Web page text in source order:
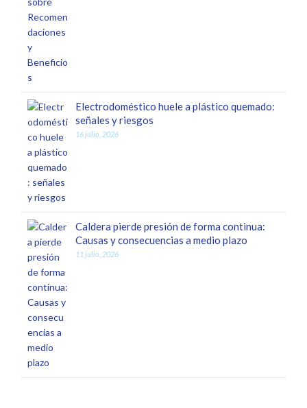
Electrodoméstico huele a plástico quemado:
señales y riesgos
16 julio, 2026
Caldera pierde presión de forma continua:
Causas y consecuencias a medio plazo
11 julio, 2026